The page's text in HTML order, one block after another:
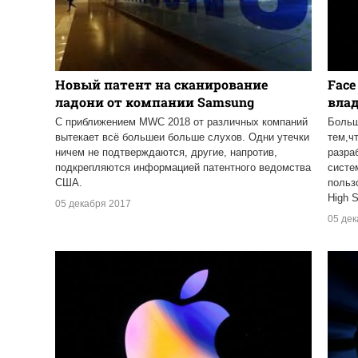
Новый патент на сканирование
ладони от компании Samsung
С приближением MWC 2018 от различных компаний
вытекает всё большеи больше слухов. Одни утечки
ничем не подтверждаются, другие, напротив,
подкрепляются информацией патентного ведомства
США.
05 декабря 2017
High
05